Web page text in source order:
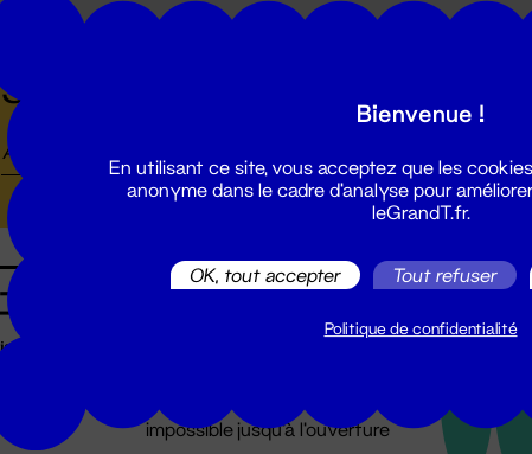
Suivez toutes les actualités du
Billetterie
billetterie@leGrandT.fr
impossible jusqu'à l'ouverture
Bienvenue !
En utilisant ce site, vous acceptez que les
anonyme dans le cadre d'analyse pour
leGrandT.fr.
OK, tout accepter Tout refuser
Politique de confidentialité